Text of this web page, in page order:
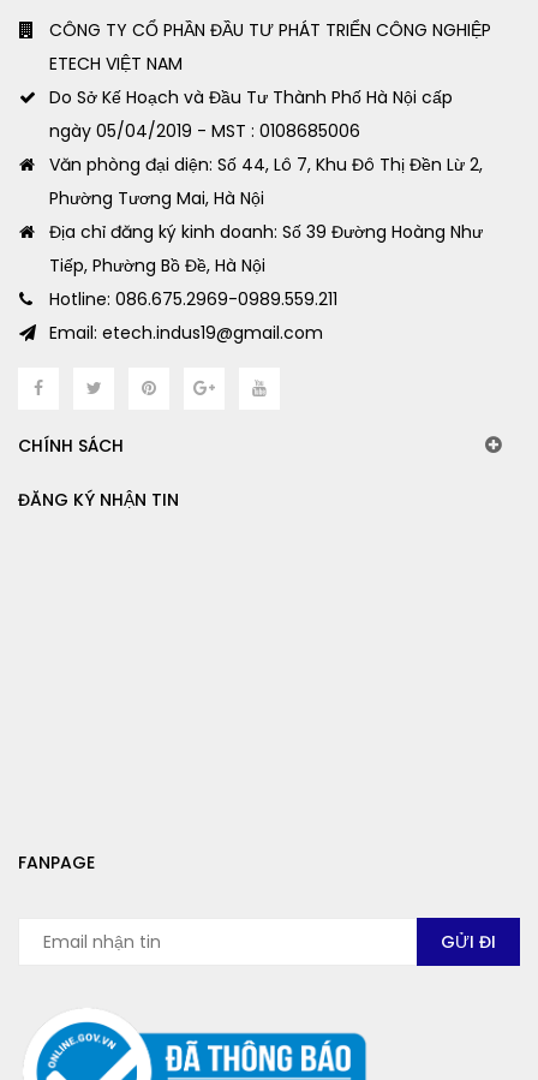
CÔNG TY CỔ PHẦN ĐẦU TƯ PHÁT TRIỂN CÔNG NGHIỆP
ETECH VIỆT NAM
Do Sở Kế Hoạch và Đầu Tư Thành Phố Hà Nội cấp
ngày 05/04/2019 - MST : 0108685006
Văn phòng đại diện: Số 44, Lô 7, Khu Đô Thị Đền Lừ 2,
Phường Tương Mai, Hà Nội
Địa chỉ đăng ký kinh doanh: Số 39 Đường Hoàng Như
Tiếp, Phường Bồ Đề, Hà Nội
Hotline: 086.675.2969-0989.559.211
Email: etech.indus19@gmail.com
CHÍNH SÁCH
ĐĂNG KÝ NHẬN TIN
FANPAGE